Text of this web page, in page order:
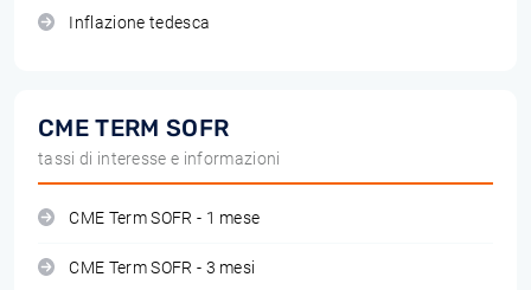
Inflazione tedesca
CME TERM SOFR
tassi di interesse e informazioni
CME Term SOFR - 1 mese
CME Term SOFR - 3 mesi